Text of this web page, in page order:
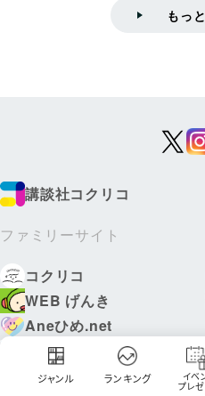
ジャンル ランキング イベ
プレ
もっ
講談社コクリコ
ファミリーサイト
コクリコ
WEB げんき
Aneひめ.net
青い鳥文庫